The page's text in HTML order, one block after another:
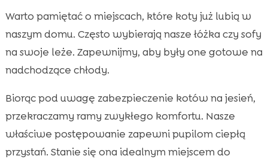
Warto pamiętać o miejscach, które koty już lubią w
naszym domu. Często wybierają nasze łóżka czy sofy
na swoje leże. Zapewnijmy, aby były one gotowe na
nadchodzące chłody.
Biorąc pod uwagę zabezpieczenie kotów na jesień,
przekraczamy ramy zwykłego komfortu. Nasze
właściwe postępowanie zapewni pupilom ciepłą
przystań. Stanie się ona idealnym miejscem do